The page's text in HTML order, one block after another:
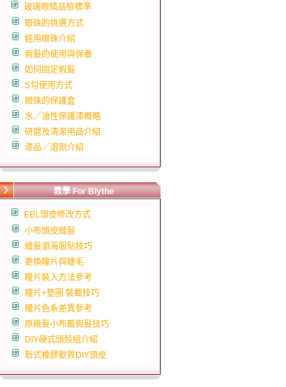
玻璃眼睛品檢標準
眼珠的挑選方式
娃用眼珠介紹
假髮的使用與保養
如何固定假髮
S勾使用方式
眼珠的保護盒
水／油性保護漆概略
研磨及清潔用品介紹
漆品／溶劑介紹
教學 For Blythe
EBL頭皮修改方式
小布頭皮縫髮
縫髮瀏海服貼技巧
更換瞳片與睫毛
瞳片裝入方法參考
瞳片+墊圈 裝載技巧
瞳片色系差異參考
原廠髮小布戴假髮技巧
DIY硬式頭殼組介紹
新式橡膠軟質DIY頭皮